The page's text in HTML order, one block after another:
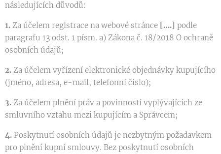
následujících důvodů:
1. Za účelem registrace na webové stránce [….] podle
paragrafu 13 odst. 1 písm. a) Zákona č. 18/2018 O ochraně
osobních údajů;
2. Za účelem vyřízení elektronické objednávky kupujícího
(jméno, adresa, e-mail, telefonní číslo);
3. Za účelem plnění práv a povinností vyplývajících ze
smluvního vztahu mezi kupujícím a Správcem;
4. Poskytnutí osobních údajů je nezbytným požadavkem
pro plnění kupní smlouvy. Bez poskytnutí osobních